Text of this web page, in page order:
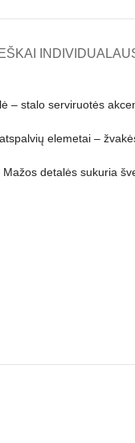
IEŠKAI
stalo serviruotės
elemetai –
detalės sukuria